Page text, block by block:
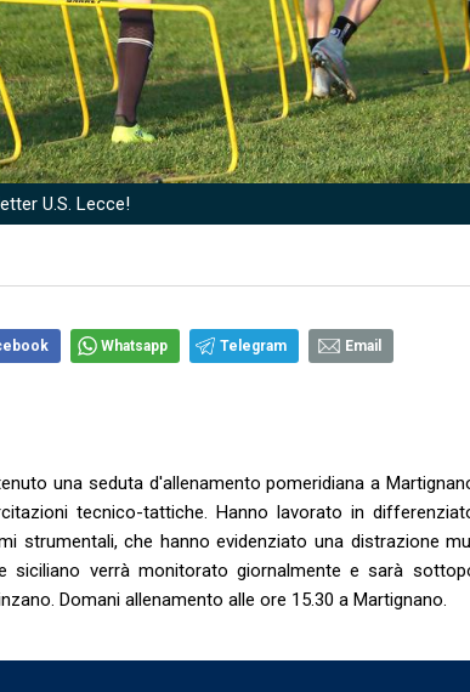
U.S. Lecce!
Whatsapp Telegram Email
una seduta d'allenamento pomeridiana a
tecnico-tattiche. Hanno lavorato in
strumentali, che hanno evidenziato una distrazione
siciliano verrà monitorato giornalmente e sarà
Domani allenamento alle ore 15.30 a Martignano.